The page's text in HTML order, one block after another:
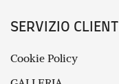
SERVIZIO CLIENTI
Cookie Policy